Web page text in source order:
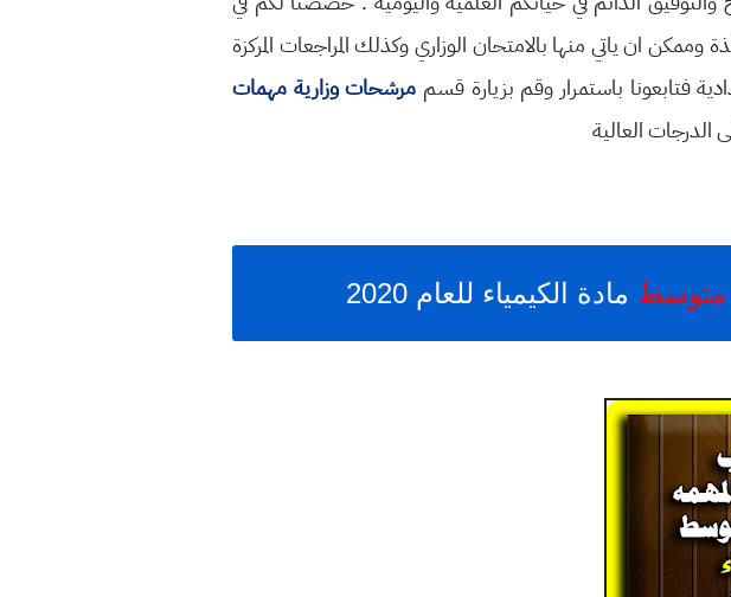
ان ياتي منها بالامتحان الوزاري وكذلك المراجعات المركزة
فتابعونا باستمرار وقم بزيارة قسم مرشحات وزارية مهمات
العالية
متوسط مادة الكيمياء للعام 2020